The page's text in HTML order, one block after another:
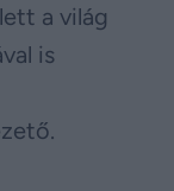
a világ
is